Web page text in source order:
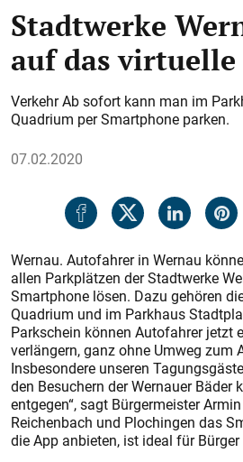
Stadtwerke
auf das
Verkehr Ab sofort kann man im
Quadrium per Smartphone parken.
07.02.2020
Wernau. Autofahrer in Wernau
allen Parkplätzen der Stadtwerke
Smartphone lösen. Dazu gehören
Quadrium und im Parkhaus
Parkschein können Autofahrer jetzt
verlängern, ganz ohne Umweg zum
Insbesondere unseren
den Besuchern der Wernauer Bäder
entgegen“, sagt Bürgermeister
Reichenbach und Plochingen das
die App anbieten, ist ideal für Bürger